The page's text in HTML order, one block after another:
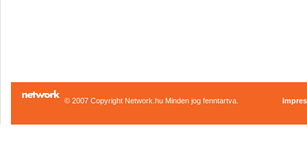
© 2007 Copyright Network.hu Minden jog fenntartva.